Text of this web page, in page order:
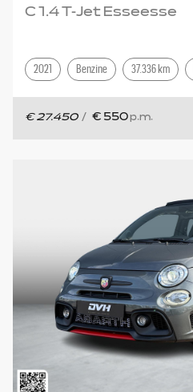
C 1.4 T-Jet Esseesse
2021 Benzine 37.336 km
€ 27.450 / € 550 p.m.